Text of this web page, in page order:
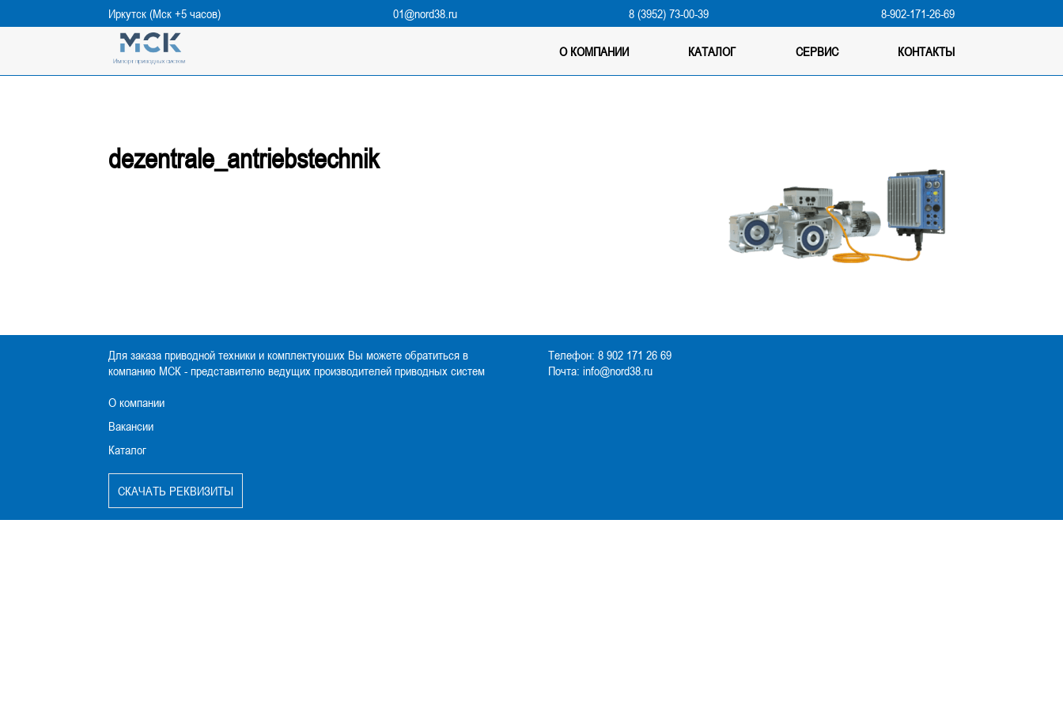
Иркутск (Мск +5 часов) 01@nord38.ru 8 (3952) 73-00-39 8-902-171-26-69
О КОМПАНИИ КАТАЛОГ СЕРВИС КОНТАКТЫ
dezentrale_antriebstechnik
Для заказа приводной техники и комплектуюших Вы можете обратиться в
компанию МСК - представителю ведущих производителей приводных систем
О компании
Вакансии
Каталог
CКАЧАТЬ РЕКВИЗИТЫ
Телефон:8 902 171 26 69
Почта:info@nord38.ru